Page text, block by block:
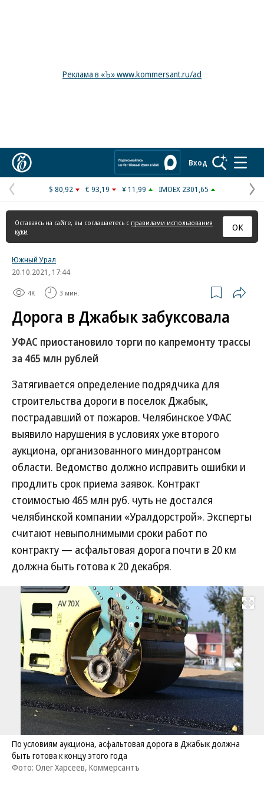
Реклама в «Ъ» www.kommersant.ru/ad
Вход
Предыдущая
страница
$ 80,92 € 93,19 ¥ 11,99 IMOEX 2301,65
Оставаясь на сайте, вы соглашаетесь с правилами использования
куки
ОК
Южный Урал
20.10.2021, 17:44
4K 3 мин.
Дорога в Джабык забуксовала
УФАС приостановило торги по капремонту трассы
за 465 млн рублей
Затягивается определение подрядчика для
строительства дороги в поселок Джабык,
пострадавший от пожаров. Челябинское УФАС
выявило нарушения в условиях уже второго
аукциона, организованного миндортрансом
области. Ведомство должно исправить ошибки и
продлить срок приема заявок. Контракт
стоимостью 465 млн руб. чуть не достался
челябинской компании «Уралдорстрой». Эксперты
считают невыполнимыми сроки работ по
контракту — асфальтовая дорога почти в 20 км
должна быть готова к 20 декабря.
Развернуть
По условиям аукциона, асфальтовая дорога в Джабык должна
быть готова к концу этого года
Фото: Олег Харсеев, Коммерсантъ